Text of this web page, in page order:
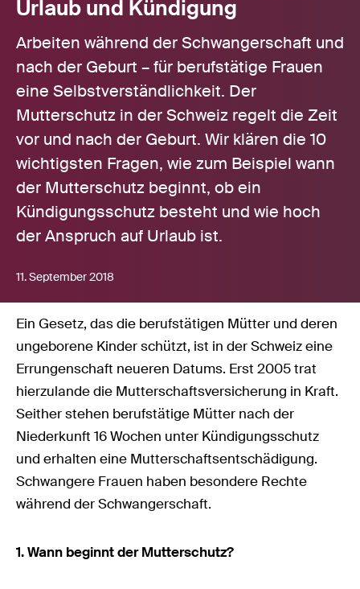
Urlaub und Kündigung
Arbeiten während der Schwangerschaft und
nach der Geburt – für berufstätige Frauen
eine Selbstverständlichkeit. Der
Mutterschutz in der Schweiz regelt die Zeit
vor und nach der Geburt. Wir klären die 10
wichtigsten Fragen, wie zum Beispiel wann
der Mutterschutz beginnt, ob ein
Kündigungsschutz besteht und wie hoch
der Anspruch auf Urlaub ist.
11. September 2018
Ein Gesetz, das die berufstätigen Mütter und deren
ungeborene Kinder schützt, ist in der Schweiz eine
Errungenschaft neueren Datums. Erst 2005 trat
hierzulande die Mutterschaftsversicherung in Kraft.
Seither stehen berufstätige Mütter nach der
Niederkunft 16 Wochen unter Kündigungsschutz
und erhalten eine Mutterschaftsentschädigung.
Schwangere Frauen haben besondere Rechte
während der Schwangerschaft.
1. Wann beginnt der Mutterschutz?